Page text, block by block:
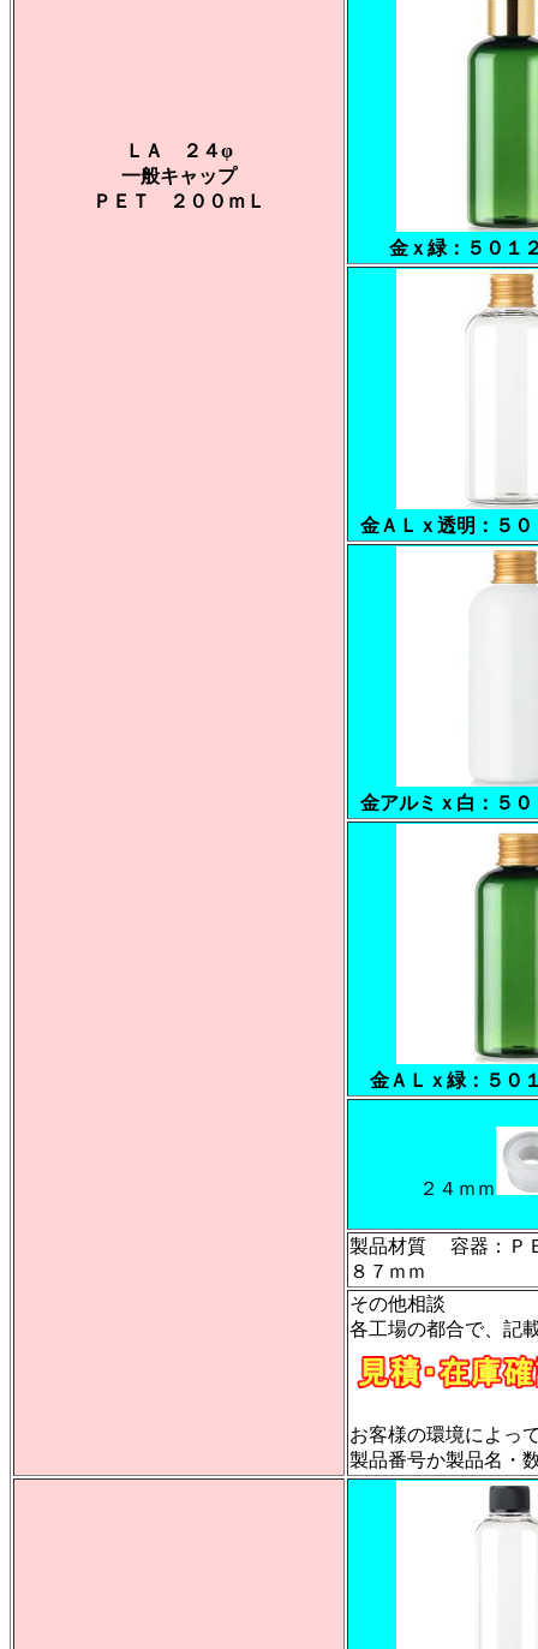
ＬＡ ２４φ
一般キャップ
ＰＥＴ ２００ｍＬ
金ｘ緑：５０１
金ＡＬｘ透明：５
金アルミｘ白：５
金ＡＬｘ緑：５０
２４ｍｍ
製品材質 容器：
８７ｍｍ
その他相談
各工場の都合で、記
お客様の環境によっ
製品番号か製品名・